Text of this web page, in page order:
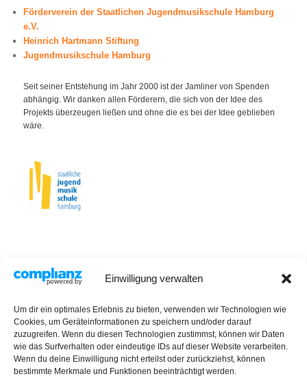
Einwilligung verwalten
Um dir ein optimales Erlebnis zu bieten, verwenden wir Technologien wie
Cookies, um Geräteinformationen zu speichern und/oder darauf
zuzugreifen. Wenn du diesen Technologien zustimmst, können wir Daten
wie das Surfverhalten oder eindeutige IDs auf dieser Website verarbeiten.
Wenn du deine Einwilligung nicht erteilst oder zurückziehst, können
bestimmte Merkmale und Funktionen beeinträchtigt werden.
n
Förderverein der Staatlichen Jugendmusikschule Hamburg
e.V.
Heinrich Hartmann Stiftung
Jugendmusikschule Hamburg
Seit seiner Entstehung im Jahr 2000 ist der Jamliner von Spenden
abhängig. Wir danken allen Förderern, die sich von der Idee des
Projekts überzeugen ließen und ohne die es bei der Idee geblieben
wäre.